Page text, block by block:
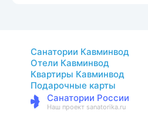
Санатории Кавминвод
Отели Кавминвод
Квартиры Кавминвод
Подарочные карты
Санатории России
Наш проект sanatorika.ru